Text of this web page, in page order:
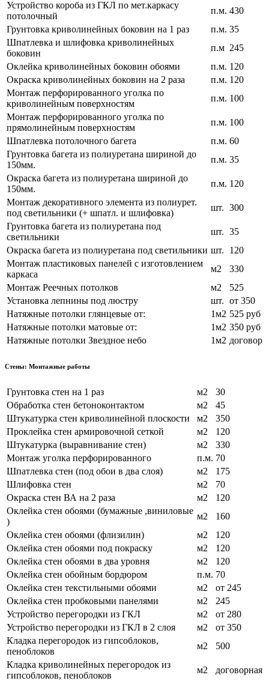
Устройство короба из ГКЛ по мет.каркасу
потолочный
п.м. 430
Грунтовка криволинейных боковин на 1 раз
п.м. 35
Шпатлевка и шлифовка криволинейных
боковин
п.м 245
Оклейка криволинейных боковин обоями
п.м. 120
Окраска криволинейных боковин на 2 раза
п.м. 120
Монтаж перфорированного уголка по
криволинейным поверхностям
п.м. 100
Монтаж перфорированного уголка по
прямолинейным поверхностям
п.м. 100
Шпатлевка потолочного багета
п.м. 60
Грунтовка багета из полиуретана шириной до
150мм.
п.м. 35
Окраска багета из полиуретана шириной до
150мм.
п.м. 120
Монтаж декоративного элемента из полиурет.
под светильники (+ шпатл. и шлифовка)
шт. 300
Грунтовка багета из полиуретана под
светильники
шт. 35
Окраска багета из полиуретана под светильники шт.
120
Монтаж пластиковых панелей с изготовлением
каркаса
м2
330
Монтаж Реечных потолков
м2
525
Установка лепнины под люстру
шт. от 350
Натяжные потолки глянцевые от:
1м2 525 руб
Натяжные потолки матовые от:
1м2 350 руб
Натяжные потолки Звездное небо
1м2 договор
Стены: Монтажные работы
Грунтовка стен на 1 раз м2
30
Обработка стен бетоноконтактом
м2
45
Штукатурка стен криволинейной плоскости
м2
350
Проклейка стен армировочной сеткой
м2
120
Штукатурка (выравнивание стен)
м2
330
Монтаж уголка перфорированного
п.м. 70
Шпатлевка стен (под обои в два слоя)
м2
175
Шлифовка стен
м2
70
Окраска стен ВА на 2 раза
м2
120
Оклейка стен обоями (бумажные ,виниловые
)
м2
160
Оклейка стен обоями (флизилин)
м2
120
Оклейка стен обоями под покраску
м2
120
Оклейка стен обоями в два уровня
м2
120
Оклейка стен обойным бордюром
п.м. 70
Оклейка стен текстильными обоями
м2
от 245
Оклейка стен пробковыми панелями
м2
245
Устройство перегородки из ГКЛ
м2
от 280
Устройство перегородки из ГКЛ в 2 слоя
м2
от 350
Кладка перегородок из гипсоблоков,
пеноблоков
м2
500
Кладка криволинейных перегородок из
гипсоблоков, пеноблоков
м2
договорная